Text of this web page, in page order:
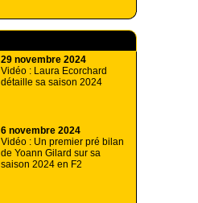
29 novembre 2024
Vidéo : Laura Ecorchard
détaille sa saison 2024
6 novembre 2024
Vidéo : Un premier pré bilan
de Yoann Gilard sur sa
saison 2024 en F2